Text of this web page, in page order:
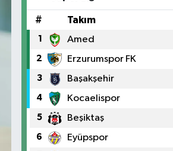
# Takım
1 Amed
2 Erzurumspor FK
3 Başakşehir
4 Kocaelispor
5 Beşiktaş
6 Eyüpspor